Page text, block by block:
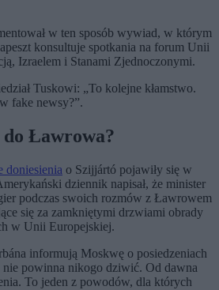
w ten sposób wywiad, w którym
konsultuje spotkania na forum Unii
Izraelem i Stanami Zjednoczonymi.
Tuskowi: „To kolejne kłamstwo.
fake newsy?”.
Ławrowa?
doniesienia o Szijjártó pojawiły się w
dziennik napisał, że minister
podczas swoich rozmów z Ławrowem
się za zamkniętymi drzwiami obrady
w Unii Europejskiej.
informują Moskwę o posiedzeniach
nie powinna nikogo dziwić. Od dawna
To jeden z powodów, dla których